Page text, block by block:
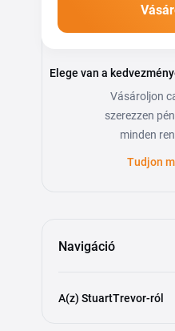
Elege van a
Vásároljon
szerezzen
minden
Tudjon
Navigáció
A(z) StuartTrevor-ról